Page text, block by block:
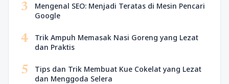
3
Mengenal SEO: Menjadi Teratas di Mesin Pencari
Google
4
Trik Ampuh Memasak Nasi Goreng yang Lezat
dan Praktis
5
Tips dan Trik Membuat Kue Cokelat yang Lezat
dan Menggoda Selera